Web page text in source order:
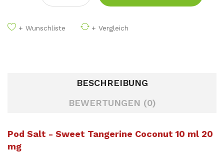
+ Wunschliste + Vergleich
BESCHREIBUNG
BEWERTUNGEN (0)
Pod Salt - Sweet Tangerine Coconut 10 ml 20
mg